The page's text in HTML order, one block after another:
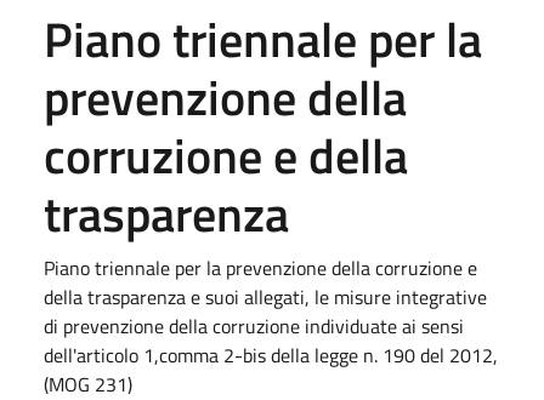
Piano triennale per la
prevenzione della
corruzione e della
trasparenza
Piano triennale per la prevenzione della corruzione e
della trasparenza e suoi allegati, le misure integrative
di prevenzione della corruzione individuate ai sensi
dell'articolo 1,comma 2-bis della legge n. 190 del 2012,
(MOG 231)